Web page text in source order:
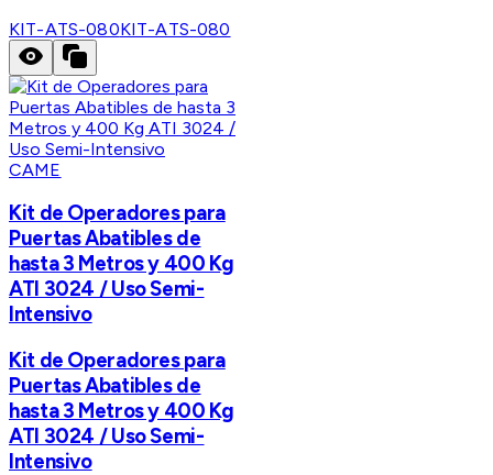
KIT-ATS-080KIT-ATS-080
CAME
Kit de Operadores para
Puertas Abatibles de
hasta 3 Metros y 400 Kg
ATI 3024 / Uso Semi-
Intensivo
Kit de Operadores para
Puertas Abatibles de
hasta 3 Metros y 400 Kg
ATI 3024 / Uso Semi-
Intensivo